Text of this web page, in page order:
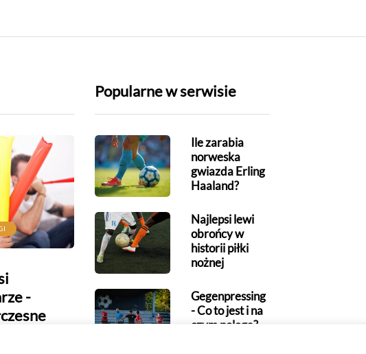
-
REKORDY I RANKINGI
Najlepsi brazylijscy
piłkarze - od Pelego po
Viniciusa
na boisku -
Popularne w serwisie
Ile zarabia
norweska
gwiazda Erling
Haaland?
Najlepsi lewi
obrońcy w
historii piłki
nożnej
Gegenpressing
- Co to jest i na
czym polega?